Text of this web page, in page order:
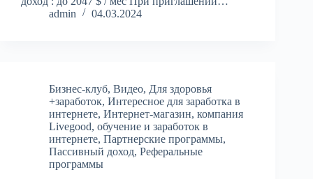
admin
04.03.2024
Бизнес-клуб, Видео, Для здоровья
+заработок, Интересное для заработка в
интернете, Интернет-магазин, компания
Livegood, обучение и заработок в
интернете, Партнерские программы,
Пассивный доход, Реферальные
программы